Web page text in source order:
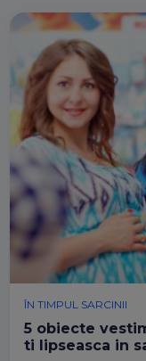
ÎN TIMPUL SARCINII
5 obiecte
ti lipseasca in